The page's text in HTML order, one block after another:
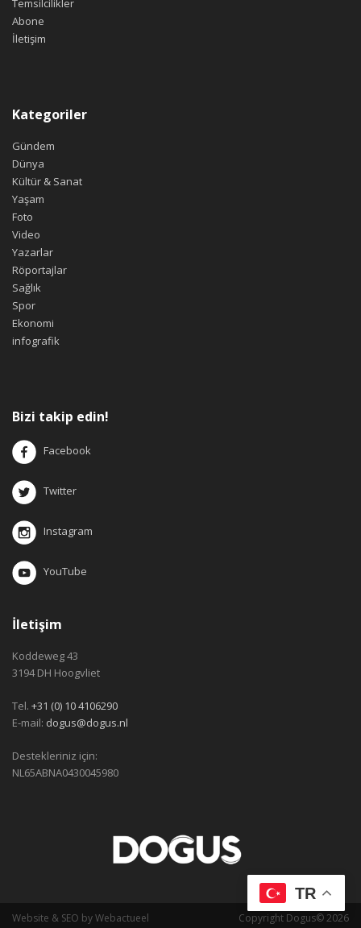
Temsilcilikler
Abone
İletişim
Kategoriler
Gündem
Dünya
Kültür & Sanat
Yaşam
Foto
Video
Yazarlar
Röportajlar
Sağlık
Spor
Ekonomi
infografik
Bizi takip edin!
Facebook
Twitter
Instagram
YouTube
İletişim
Koddeweg 43
3194 DH Hoogvliet
Tel. +31 (0) 10 4106290
E-mail: dogus@dogus.nl
Destekleriniz için:
NL65ABNA0430045980
Copyright Dogus© 2026
Website & SEO byWebactueel
TR